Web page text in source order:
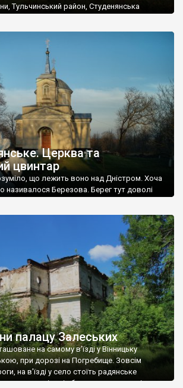
Тульчинський район, Студенянська
із кам’яними хрестами. Всі епітафії, які
кирилицею, церковнослов’янською
ознаками – цвинтар
датуються 19 століттям. У 1924-1940
Церква та
цвинтар
що лежить воно над Дністром. Хоча
називалося Березова. Берег тут доволі
відрізняється від більшості навколишніх
Михайлівська церква. Точної дати […]
палацу Залеських
на самому в’їзді у Вінницьку
при дорозі на Погребище. Зовсім
на в’їзді у село стоїть радянське
показує жінку і яблуню, а трохи далі, десь